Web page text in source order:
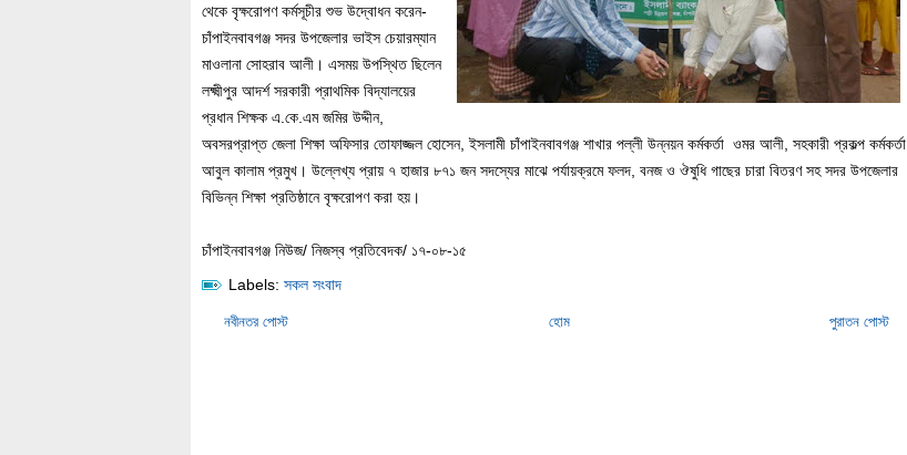
থেকে বৃক্ষরোপণ কর্মসূচীর শুভ উদ্বোধন করেন-
চাঁপাইনবাবগঞ্জ সদর উপজেলার ভাইস চেয়ারম্যান
মাওলানা সোহরাব আলী। এসময় উপস্থিত ছিলেন
লক্ষ্মীপুর আদর্শ সরকারী প্রাথমিক বিদ্যালয়ের
প্রধান শিক্ষক এ.কে.এম জমির উদ্দীন,
অবসরপ্রাপ্ত জেলা শিক্ষা অফিসার তোফাজ্জল হোসেন, ইসলামী চাঁপাইনবাবগঞ্জ শাখার পল্লী উন্নয়ন কর্মকর্তা ওমর আলী, সহকারী প্রকল্প কর্মকর্তা
আবুল কালাম প্রমুখ। উল্লেখ্য প্রায় ৭ হাজার ৮৭১ জন সদস্যের মাঝে পর্যায়ক্রমে ফলদ, বনজ ও ঔষুধি গাছের চারা বিতরণ সহ সদর উপজেলার
বিভিন্ন শিক্ষা প্রতিষ্ঠানে বৃক্ষরোপণ করা হয়।
চাঁপাইনবাবগঞ্জ নিউজ/ নিজস্ব প্রতিবেদক/ ১৭-০৮-১৫
Labels: সকল সংবাদ
নবীনতর পোস্ট পুরাতন পোস্ট
হোম